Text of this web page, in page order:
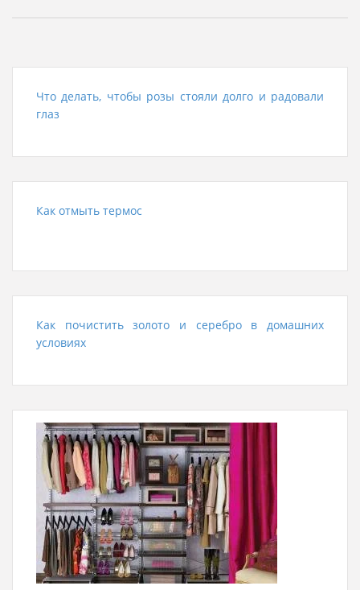
Что делать, чтобы розы стояли долго и радовали
глаз
Как отмыть термос
Как почистить золото и серебро в домашних
условиях